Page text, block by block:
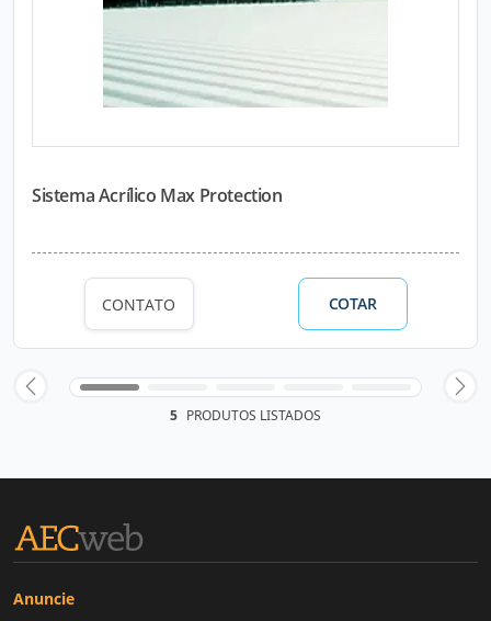
Sistema Acrílico Max Protection
CONTATO COTAR
5 PRODUTOS LISTADOS
Anuncie